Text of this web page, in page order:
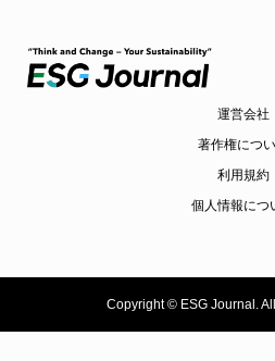
運営会社
著作権につ
利用規約
個人情報につ
Copyright ©ESG Journal.